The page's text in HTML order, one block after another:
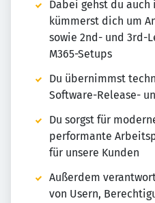
Dabei gehst du auch
kümmerst dich um
sowie 2nd- und 3rd-
M365-Setups
Du übernimmst
Software-Release-
Du sorgst für
performante
für unsere Kunden
Außerdem
von Usern,